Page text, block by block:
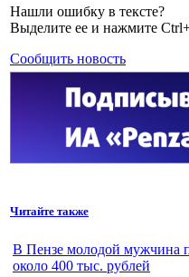
Нашли ошибку в тексте?
Выделите ее и нажмите
Сообщить новость
Читайте также
В Пензе молодой мужчина
около 400 тыс. рублей